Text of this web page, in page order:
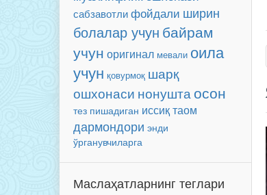
сабзавотлифойдали ширин
болалар учун байрам
учун оригинал мевали оила
учун қовурмоқ шарқ
ошхонаси нонушта осон
тез пишадиган иссиқ таом
дармондори энди
ўрганувчиларга
Маслаҳатларнинг теглари